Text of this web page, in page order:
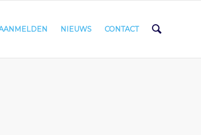
NIEUWS CONTACT